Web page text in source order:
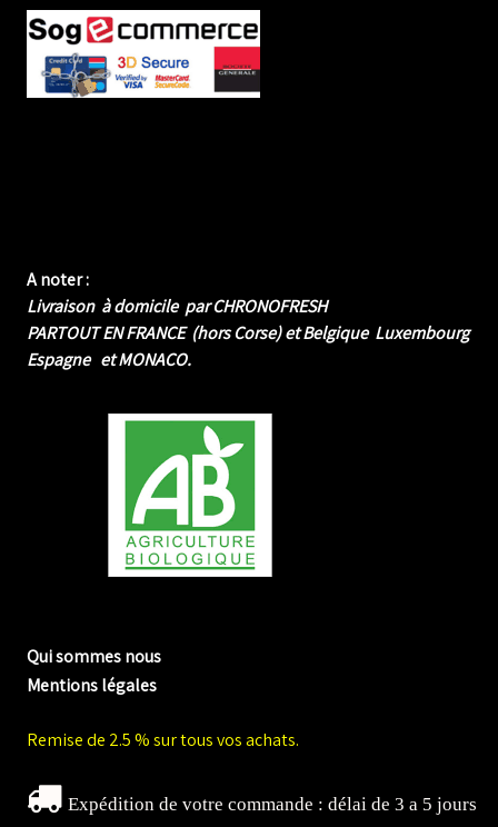
A noter :
Livraison à domicile par CHRONOFRESH
PARTOUT EN FRANCE (hors Corse) et Belgique Luxembourg
Espagne et MONACO.
Qui sommes nous
Mentions légales
Remise de 2.5 % sur tous vos achats.
Expédition de votre commande : délai de 3 a 5 jours